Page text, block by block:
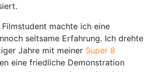
machte ich eine
seltsame Erfahrung. Ich drehte
Jahre mit meiner Super 8
eine friedliche Demonstration